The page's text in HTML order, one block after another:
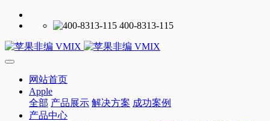
400-8313-115
网站首页
Apple
全部 产品展示 解决方案 成功案例
产品中心